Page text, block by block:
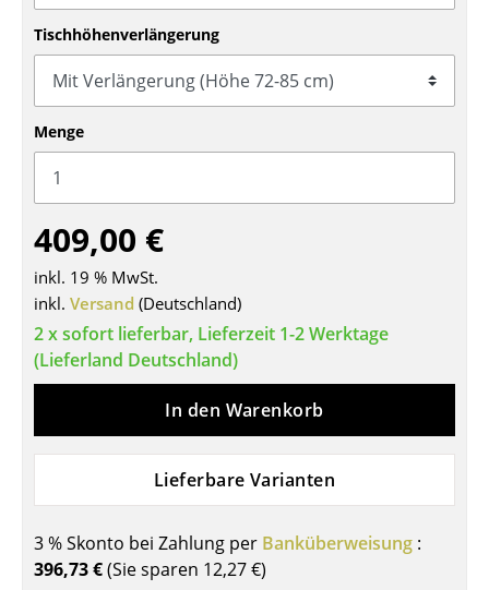
Tische
Esstische
Beistelltische
Couchtische
Schreibtische
Sekretäre & PC-Tische
Konferenztische
Stehtische & Stehpulte
Kindertische
Servierwagen
... alle Tische
Tischhöhenverlängerung
Menge
409,00 €
inkl. 19 % MwSt.
inkl. Versand (Deutschland)
2 x sofort lieferbar, Lieferzeit 1-2 Werktage
(Lieferland Deutschland)
In den Warenkorb
Lieferbare Varianten
3 % Skonto bei Zahlung per Banküberweisung :
396,73 €(Sie sparen 12,27 €)